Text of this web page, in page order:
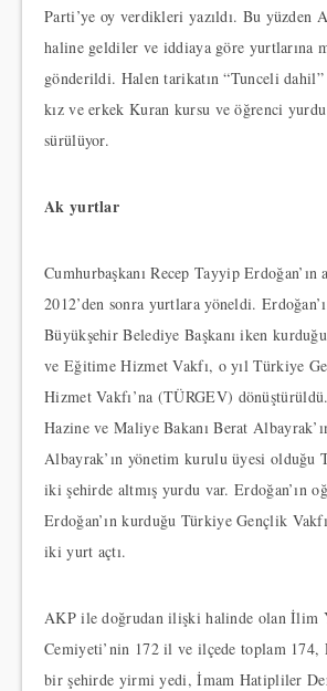
Parti’ye oy verdikleri yazıldı. Bu yüzden
haline geldiler ve iddiaya göre yurtlarına
gönderildi. Halen tarikatın “Tunceli dahil”
kız ve erkek Kuran kursu ve öğrenci
sürülüyor.
Ak yurtlar
Cumhurbaşkanı Recep Tayyip
2012’den sonra yurtlara yöneldi.
Büyükşehir Belediye Başkanı iken
ve Eğitime Hizmet Vakfı, o yıl Türkiye
Hizmet Vakfı’na (TÜRGEV) dönüştürüldü.
Hazine ve Maliye Bakanı Berat
Albayrak’ın yönetim kurulu üyesi olduğu
iki şehirde altmış yurdu var. Erdoğan’ın
Erdoğan’ın kurduğu Türkiye Gençlik
iki yurt açtı.
AKP ile doğrudan ilişki halinde olan İlim
Cemiyeti’nin 172 il ve ilçede toplam 174,
bir şehirde yirmi yedi, İmam Hatipliler